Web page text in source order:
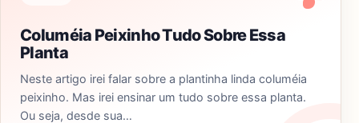
Columéia Peixinho Tudo Sobre Essa
Planta
Neste artigo irei falar sobre a plantinha linda columéia
peixinho. Mas irei ensinar um tudo sobre essa planta.
Ou seja, desde sua…